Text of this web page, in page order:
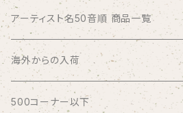
アーティスト名50音順 商品一覧
ABSOLUTE LOSERS
AFRICA
海外からの入荷
500コーナー以下